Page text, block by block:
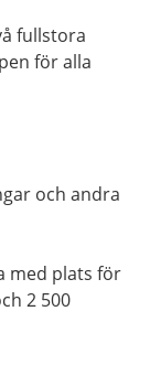
fullstora
för alla
och andra
med plats för
2 500